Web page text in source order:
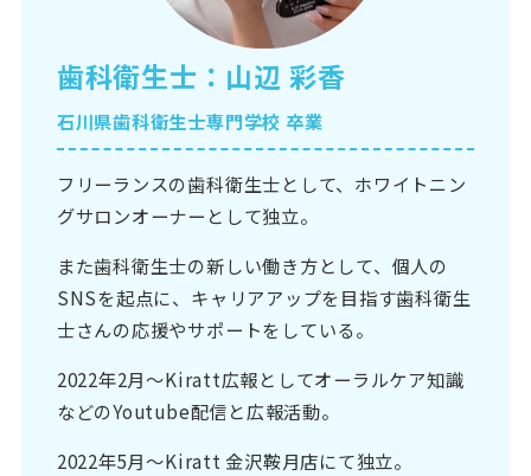
歯科衛生士：山辺 彩香
石川県歯科衛生士専門学校 卒業
フリーランスの歯科衛生士として、ホワイトニン
グサロンオーナーとして独立。
また歯科衛生士の新しい働き方として、個人の
SNSを起点に、キャリアアップを目指す歯科衛生
士さんの応援やサポートをしている。
2022年2月〜Kiratt広報としてオーラルケア知識
などのYoutube配信と広報活動。
2022年5月〜Kiratt 金沢鞍月店にて独立。